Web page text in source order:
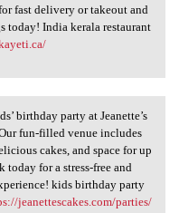
fast delivery or takeout and
today! India kerala restaurant
kids’
birthday party at Jeanette’s
fun-filled venue includes
cakes, and space for up
for a stress-free and
kids birthday party
jeanettescakes.com/parties/